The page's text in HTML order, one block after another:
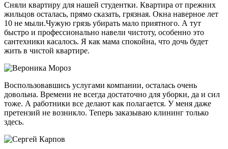
Сняли квартиру для нашей студентки. Квартира от прежних
жильцов осталась, прямо сказать, грязная. Окна наверное лет
10 не мыли.Чужую грязь убирать мало приятного. А тут
быстро и профессионально навели чистоту, особенно это
сантехники касалось. Я как мама спокойна, что дочь будет
жить в чистой квартире.
Воспользовавшись услугами компании, осталась очень
довольна. Времени не всегда достаточно для уборки, да и сил
тоже. А работники все делают как полагается. У меня даже
претензий не возникло. Теперь заказываю клининг только
здесь.